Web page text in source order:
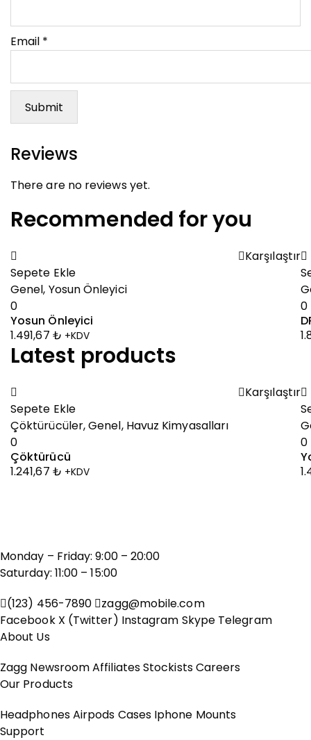
Email *
Reviews
There are no reviews yet.
Recommended for you
Karşılaştır
Sepete Ekle
Genel, Yosun Önleyici
0
Yosun Önleyici
1.491,67 ₺ +KDV
0
Latest products
Karşılaştır
Sepete Ekle
Çöktürücüler,Genel, Havuz Kimyasalları
0
Çöktürücü
1.241,67 ₺ +KDV
0
Monday – Friday: 9:00 – 20:00
Saturday: 11:00 – 15:00
(123) 456-7890
zagg@mobile.com
Facebook X (Twitter) Instagram Skype Telegram
About Us
Zagg NewsroomAffiliatesStockistsCareers
Our Products
HeadphonesAirpods Cases Iphone Mounts
Support